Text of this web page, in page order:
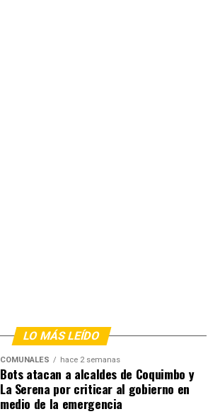
LO MÁS LEÍDO
COMUNALES hace 2 semanas
Bots atacan a alcaldes de Coquimbo y
La Serena por criticar al gobierno en
medio de la emergencia